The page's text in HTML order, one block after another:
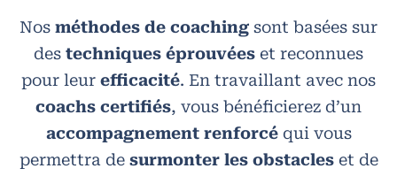
Nos méthodes de coaching sont basées sur
des techniques éprouvées et reconnues
pour leur efficacité. En travaillant avec nos
coachs certifiés, vous bénéficierez d’un
accompagnement renforcéqui vous
permettra de surmonter les obstacleset de